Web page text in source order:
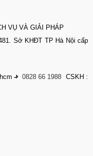
VỤ VÀ GIẢI PHÁP
Sở KHĐT TP Hà Nội cấp
- 0828 66 1988 CSKH :